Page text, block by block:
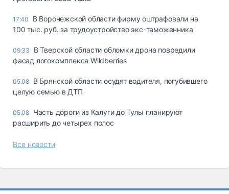
17:40
В Воронежской области фирму оштрафовали на
100 тыс. руб. за трудоустройство экс-таможенника
09:33
В Тверской области обломки дрона повредили
фасад логокомплекса Wildberries
05.08 В Брянской области осудят водителя, погубившего
целую семью в ДТП
05.08 Часть дороги из Калуги до Тулы планируют
расширить до четырех полос
Все новости